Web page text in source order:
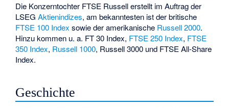
Die Konzerntochter FTSE Russell erstellt im Auftrag der
LSEGAktienindizes, am bekanntesten ist der britische
FTSE 100 Index sowie der amerikanische Russell 2000.
Hinzu kommen u. a. FT 30 Index, FTSE 250 Index, FTSE
350 Index, Russell 1000, Russell 3000 und FTSE All-Share
Index.
Geschichte